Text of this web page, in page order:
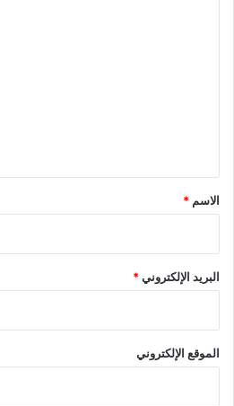
*
الاسم *
البريد الإلكتروني*
الموقع الإلكتروني